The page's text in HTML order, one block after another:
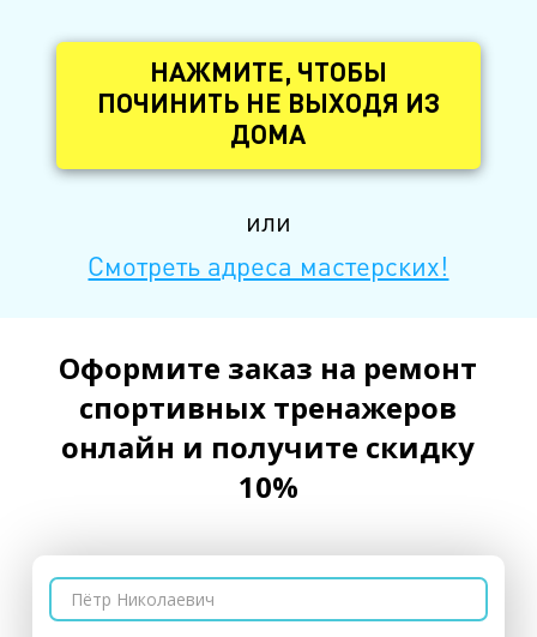
НАЖМИТЕ, ЧТОБЫ
ПОЧИНИТЬ НЕ ВЫХОДЯ ИЗ
ДОМА
или
Смотреть адреса мастерских!
Оформите заказ на ремонт
спортивных тренажеров
онлайн и получите скидку
10%